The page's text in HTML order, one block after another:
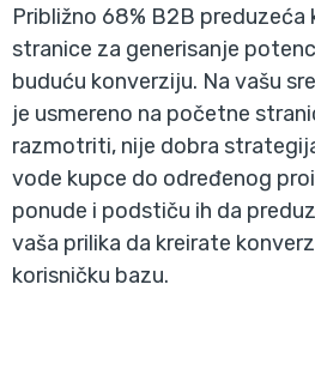
Približno 68% B2B preduzeća
stranice za generisanje
buduću konverziju. Na vašu
je usmereno na početne
razmotriti, nije dobra
vode kupce do određenog
ponude i podstiču ih da
vaša prilika da kreirate
korisničku bazu.